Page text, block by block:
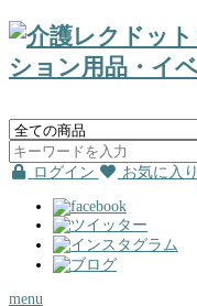
ログイン お気に入り
menu